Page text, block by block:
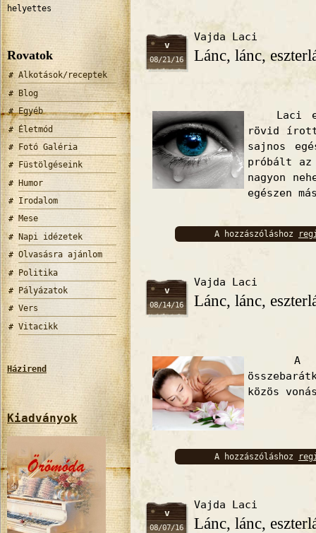
helyettes
Rovatok
Alkotások/receptek
Blog
Egyéb
Életmód
Fotó Galéria
Füstölgéseink
Humor
Irodalom
Mese
Napi idézetek
Olvasásra ajánlom
Politika
Pályázatok
Vers
Vitacikk
Házirend
Kiadványok
v
08/21/16
Vajda Laci
Lánc, lánc,
Laci
rövid írott
sajnos
próbált az
nagyon
egészen
A hozzászóláshoz
v
08/14/16
Vajda Laci
Lánc, lánc,
A két
közös
A hozzászóláshoz
v
08/07/16
Vajda Laci
Lánc, lánc,